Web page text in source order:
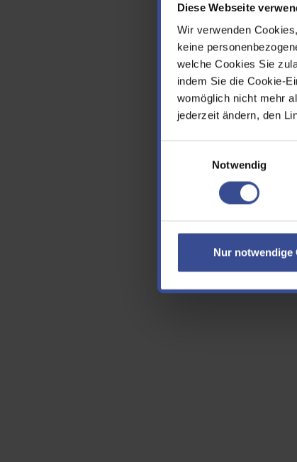
Diese Webseite
Wir verwenden
keine
welche Cookies Sie
indem Sie die Cookie-
womöglich nicht mehr
jederzeit ändern, den
Notwendig
Nur notwendige